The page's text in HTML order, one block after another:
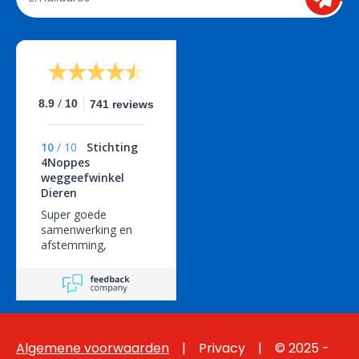
8.9 / 10 741 reviews
10 / 10
Stichting
4Noppes
weggeefwinkel
Dieren
Super goede
samenwerking en
afstemming,
Algemene voorwaarden | Privacy
    |    © 2025 -